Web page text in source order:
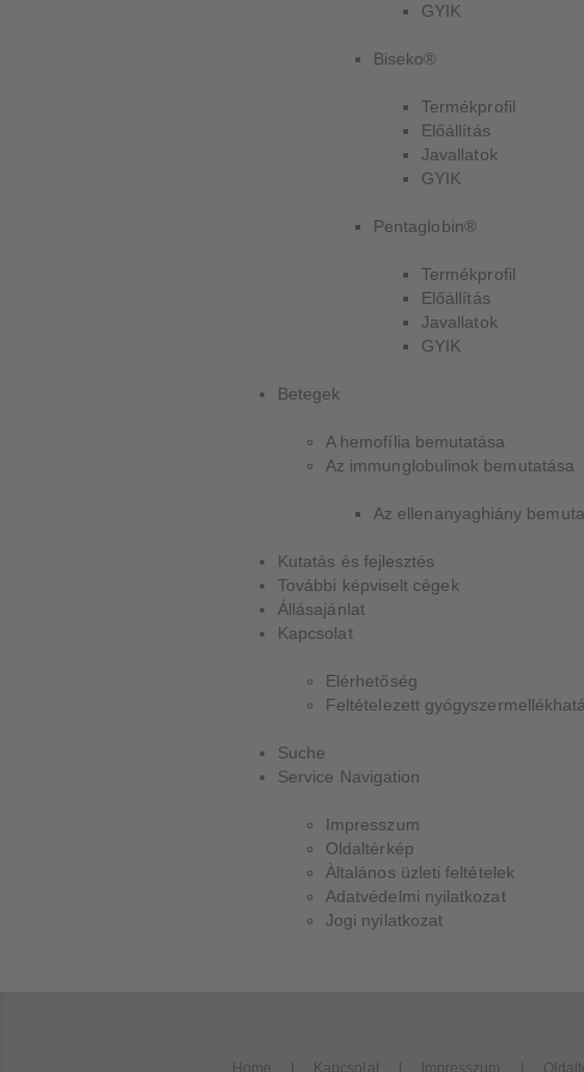
GYIK
Biseko®
Termékprofil
Előállítás
Javallatok
GYIK
Pentaglobin®
Termékprofil
Előállítás
Javallatok
GYIK
Betegek
A hemofília bemutatása
Az immunglobulinok bemutatása
Az ellenanyaghiány
Kutatás és fejlesztés
További képviselt cégek
Állásajánlat
Kapcsolat
Elérhetőség
Feltételezett
Suche
Service Navigation
Impresszum
Oldaltérkép
Àltalános üzleti feltételek
Adatvédelmi nyilatkozat
Jogi nyilatkozat
Home Kapcsolat Impresszum